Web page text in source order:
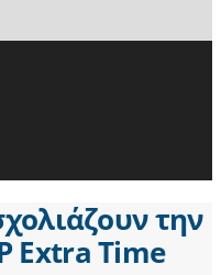
την
Extra Time